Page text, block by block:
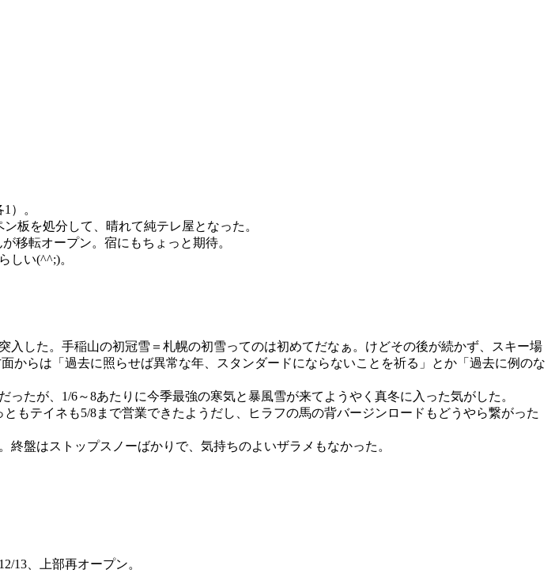
）。
板を処分して、晴れて純テレ屋となった。
が移転オープン。宿にもちょっと期待。
しい(^^;)。
した。手稲山の初冠雪＝札幌の初雪ってのは初めてだなぁ。けどその後が続かず、スキー場
からは「過去に照らせば異常な年、スタンダードにならないことを祈る」とか「過去に例のな
たが、1/6～8あたりに今季最強の寒気と暴風雪が来てようやく真冬に入った気がした。
もテイネも5/8まで営業できたようだし、ヒラフの馬の背バージンロードもどうやら繋がった
盤はストップスノーばかりで、気持ちのよいザラメもなかった。
13、上部再オープン。